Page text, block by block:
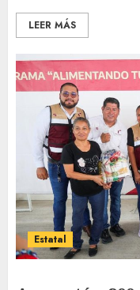
LEER MÁS
Estatal